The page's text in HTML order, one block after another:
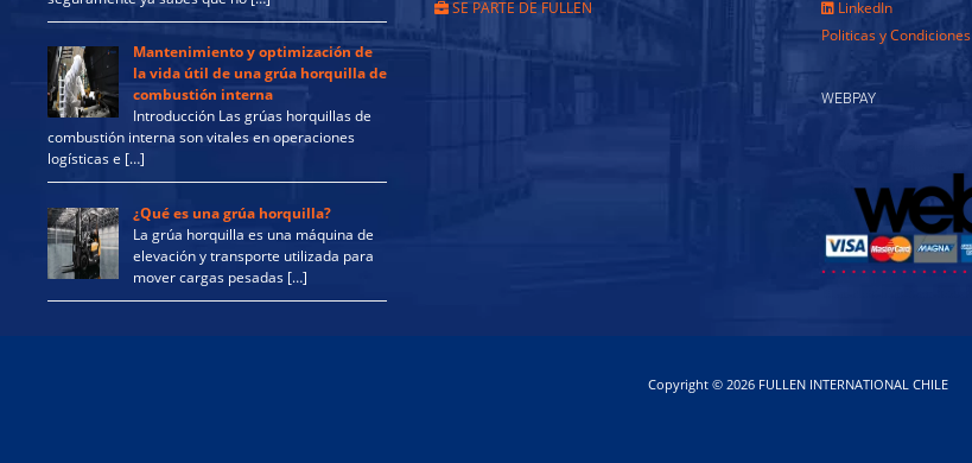
Mantenimiento y optimización de
la vida útil de una grúa horquilla de
combustión interna
Introducción Las grúas horquillas de
combustión interna son vitales en operaciones
logísticas e […]
¿Qué es una grúa horquilla?
La grúa horquilla es una máquina de
elevación y transporte utilizada para
mover cargas pesadas […]
SE PARTE DE FULLEN
LinkedIn
Politicas y Condiciones
WEBPAY
Copyright © 2026 FULLEN INTERNATIONAL CHILE